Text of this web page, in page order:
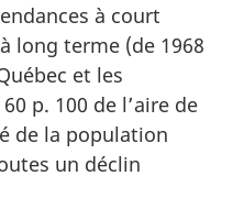
à court
long terme (de 1968
et les
p. 100 de l’aire de
de la population
un déclin